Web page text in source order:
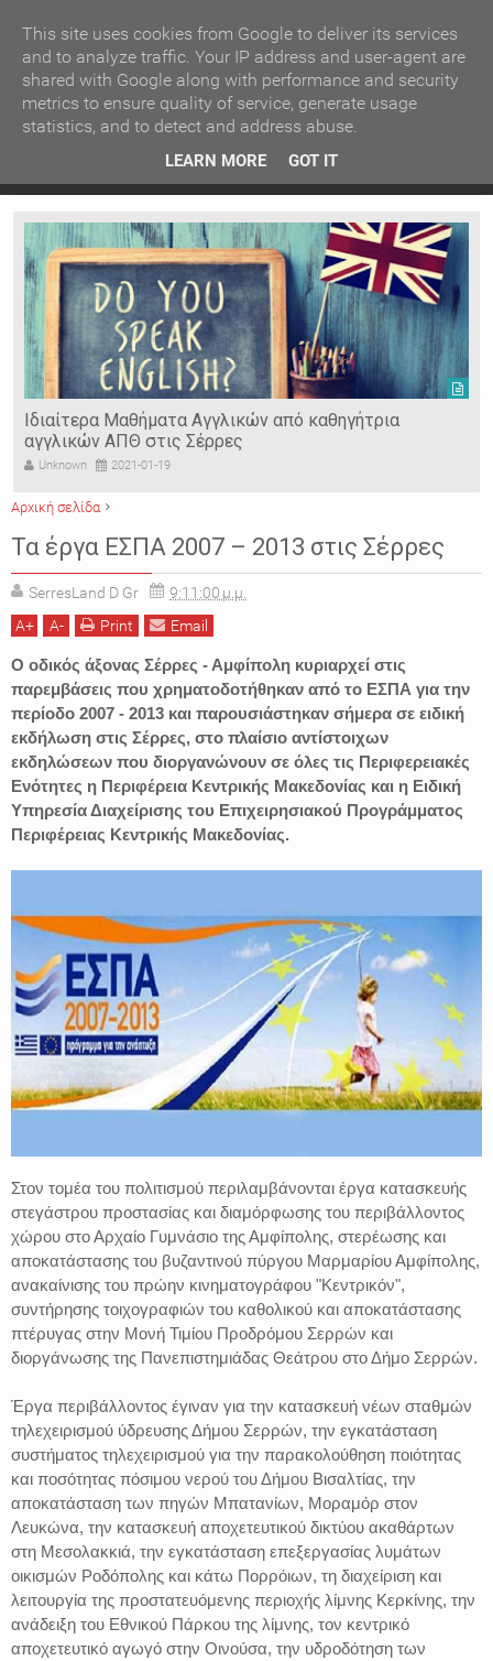
Ιερόσυλοι έκλεψαν τάματα από Ιερό Ναό στις Σέρρες
Ιδιαίτερα Μαθήματα Αγγλικών από καθηγήτρια
αγγλικών ΑΠΘ στις Σέρρες
Unknown 2021-01-19
Αρχική σελίδα
ΕΙΔΗΣΕΙΣ
ΕΣΠΑ ΠΕΡΙΦΕΡΕΙΑ ΚΕΝΤΡΙΚΗΣ ΜΑΚΕΔΟΝΙΑΣ
Τα έργα ΕΣΠΑ 2007 – 2013 στις Σέρρες
SerresLand D Gr
9:11:00 μ.μ.
A+ A- Print Email
Ο οδικός άξονας Σέρρες - Αμφίπολη κυριαρχεί στις
παρεμβάσεις που χρηματοδοτήθηκαν από το ΕΣΠΑ για την
περίοδο 2007 - 2013 και παρουσιάστηκαν σήμερα σε ειδική
εκδήλωση στις Σέρρες, στο πλαίσιο αντίστοιχων
εκδηλώσεων που διοργανώνουν σε όλες τις Περιφερειακές
Ενότητες η Περιφέρεια Κεντρικής Μακεδονίας και η Ειδική
Υπηρεσία Διαχείρισης του Επιχειρησιακού Προγράμματος
Περιφέρειας Κεντρικής Μακεδονίας.
Στον τομέα του πολιτισμού περιλαμβάνονται έργα κατασκευής
στεγάστρου προστασίας και διαμόρφωσης του περιβάλλοντος
χώρου στο Αρχαίο Γυμνάσιο της Αμφίπολης, στερέωσης και
αποκατάστασης του βυζαντινού πύργου Μαρμαρίου Αμφίπολης,
ανακαίνισης του πρώην κινηματογράφου "Κεντρικόν",
συντήρησης τοιχογραφιών του καθολικού και αποκατάστασης
πτέρυγας στην Μονή Τιμίου Προδρόμου Σερρών και
διοργάνωσης της Πανεπιστημιάδας Θεάτρου στο Δήμο Σερρών.
Έργα περιβάλλοντος έγιναν για την κατασκευή νέων σταθμών
τηλεχειρισμού ύδρευσης Δήμου Σερρών, την εγκατάσταση
συστήματος τηλεχειρισμού για την παρακολούθηση ποιότητας
και ποσότητας πόσιμου νερού του Δήμου Βισαλτίας, την
αποκατάσταση των πηγών Μπατανίων, Μοραμόρ στον
Λευκώνα, την κατασκευή αποχετευτικού δικτύου ακαθάρτων
στη Μεσολακκιά, την εγκατάσταση επεξεργασίας λυμάτων
οικισμών Ροδόπολης και κάτω Πορρόιων, τη διαχείριση και
λειτουργία της προστατευόμενης περιοχής λίμνης Κερκίνης, την
ανάδειξη του Εθνικού Πάρκου της λίμνης, τον κεντρικό
αποχετευτικό αγωγό στην Οινούσα, την υδροδότηση των
ΚΕΝΤΡΙΚΗ ΑΝΑ ΚΑΤΗΓΟΡΙΑ
ΕΙΔΗΣΕΙΣ ΑΝΑ ΠΕΡΙΟΧΗ
ΠΡΟΣΦΑΤΑ ΝΕΑ
Ν. ΣΕΡΡΩΝ Η ΓΗ ΜΑΣ
ΤΥΧΑΙΕΣ ΑΝΑΡΤΗΣΕΙΣ/ΑΡΘΡΑ
Serres Racing Circuit
Panserraikos FC
Ikaroi B.C.
This site uses cookies from Google to deliver its services
and to analyze traffic. Your IP address and user-agent are
shared with Google along with performance and security
metrics to ensure quality of service, generate usage
statistics, and to detect and address abuse.
LEARN MORE GOT IT